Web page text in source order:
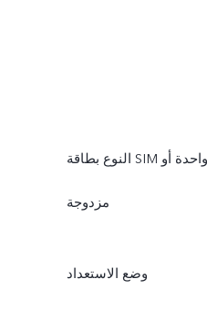
النوع بطاقة SIM واحدة أو
مزدوجة
وضع الاستعداد